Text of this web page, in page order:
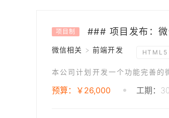
项目制 ### 项目发布：
微信相关 > 前端开发 HTML5
预算：￥26,000 工期：